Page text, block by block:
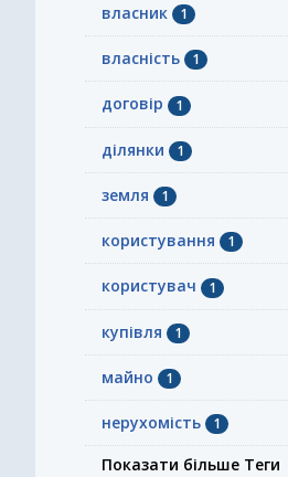
власник 1
власність 1
договір 1
ділянки 1
земля 1
користування 1
користувач 1
купівля 1
майно 1
нерухомість 1
Показати більше Теги